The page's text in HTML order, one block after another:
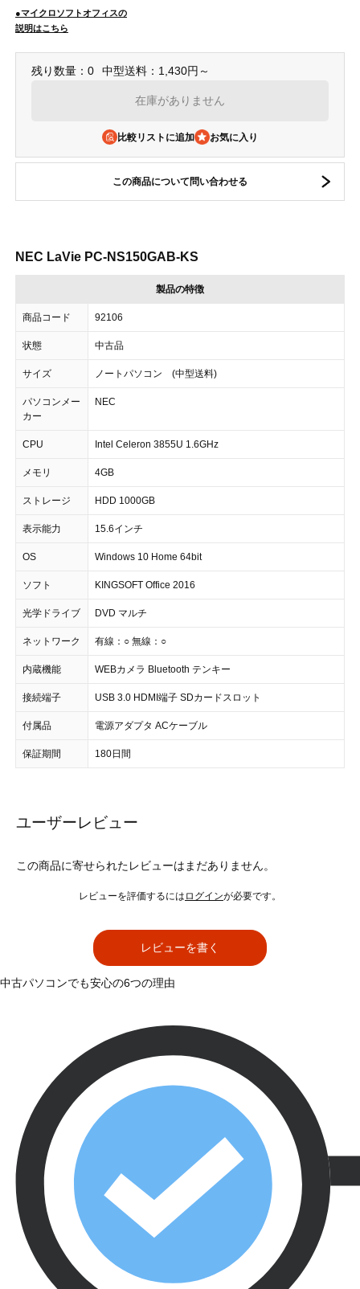
●マイクロソフトオフィスの
説明はこちら
残り数量：0 中型送料：1,430円～
在庫がありません
比較リストに追加
この商品について問い合わせる
NEC LaVie PC-NS150GAB-KS
製品の特徴
商品コード 92106
状態 中古品
サイズ ノートパソコン (中型送料)
パソコンメー
カー
NEC
CPU Intel Celeron 3855U 1.6GHz
メモリ 4GB
ストレージ HDD 1000GB
表示能力 15.6インチ
OS Windows 10 Home 64bit
ソフト KINGSOFT Office 2016
光学ドライブ DVD マルチ
ネットワーク 有線：○ 無線：○
内蔵機能 WEBカメラ Bluetooth テンキー
接続端子 USB 3.0 HDMI端子 SDカードスロット
付属品 電源アダプタ ACケーブル
保証期間 180日間
ユーザーレビュー
この商品に寄せられたレビューはまだありません。
レビューを評価するには ログインが必要です。
レビューを書く
中古パソコンでも安心の6つの理由